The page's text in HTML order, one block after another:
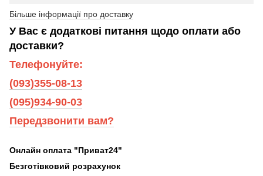
Більше інформації про доставку
У Вас є додаткові питання щодо оплати або
доставки?
Телефонуйте:
(093)355-08-13
(095)934-90-03
Передзвонити вам?
Онлайн оплата "Приват24"
Безготівковий розрахунок